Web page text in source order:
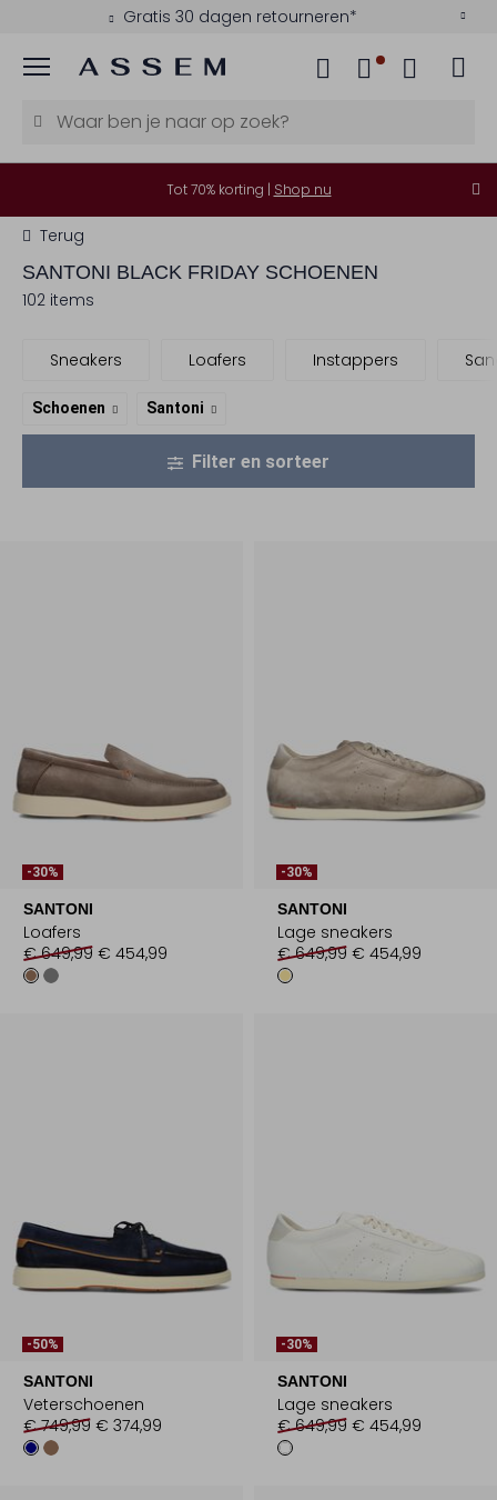
Gratis 30 dagen retourneren*
Menu
Tot 70% korting | Shop nu
Terug
SANTONI BLACK FRIDAY SCHOENEN
102 items
Sneakers Loafers Instappers
Schoenen Santoni
Filter en sorteer
-30%
SANTONI
Loafers
€ 649,99 € 454,99
-30%
SANTONI
Lage sneakers
€ 649,99 € 454,99
-50%
SANTONI
Veterschoenen
€ 749,99 € 374,99
-30%
SANTONI
Lage sneakers
€ 649,99 € 454,99